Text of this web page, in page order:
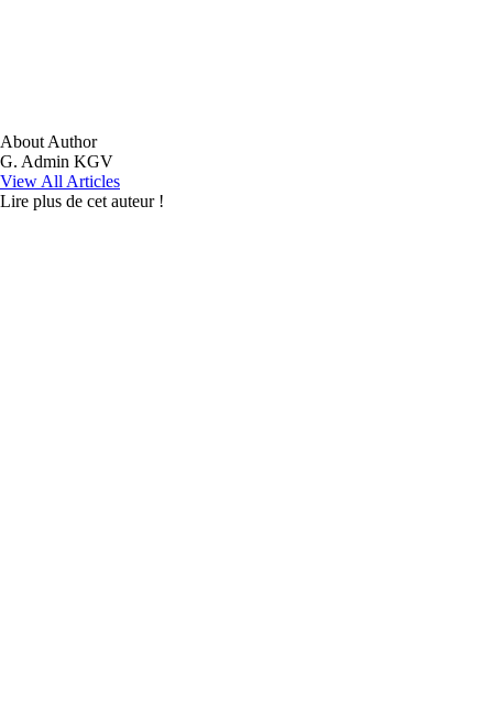
About Author
G. Admin KGV
View All Articles
Lire plus de cet auteur !